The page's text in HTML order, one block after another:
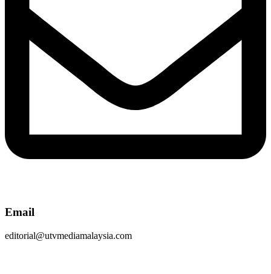
Email
editorial@utvmediamalaysia.com